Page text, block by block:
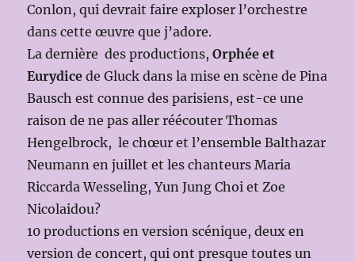
Conlon, qui devrait faire exploser l’orchestre
dans cette œuvre que j’adore.
La dernière des productions,Orphée et
Eurydice de Gluck dans la mise en scène de Pina
Bausch est connue des parisiens, est-ce une
raison de ne pas aller réécouter Thomas
Hengelbrock, le chœur et l’ensemble Balthazar
Neumann en juillet et les chanteurs Maria
Riccarda Wesseling, Yun Jung Choi et Zoe
Nicolaidou?
10 productions en version scénique, deux en
version de concert, qui ont presque toutes un